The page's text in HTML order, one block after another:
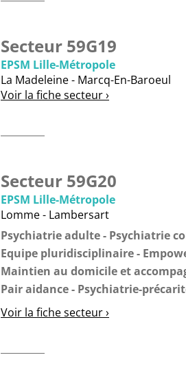
Secteur 59G19
EPSM Lille-Métropole
La Madeleine - Marcq-En-Baroeul
Voir la fiche secteur ›
Secteur 59G20
EPSM Lille-Métropole
Lomme - Lambersart
Psychiatrie adulte
Psychiatrie
Equipe pluridisciplinaire
Maintien au domicile et
Pair aidance
Psychiatrie-
Voir la fiche secteur ›